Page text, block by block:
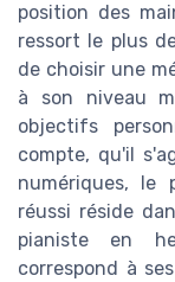
position des
ressort le plus
de choisir une
à son niveau
objectifs
compte, qu'il
numériques, le
réussi réside
pianiste en
correspond à